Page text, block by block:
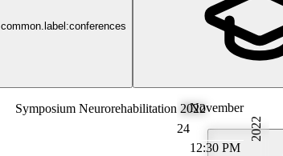
common.label:conferences
24
November
12:30 PM
2022
Symposium Neurorehabilitation 2022